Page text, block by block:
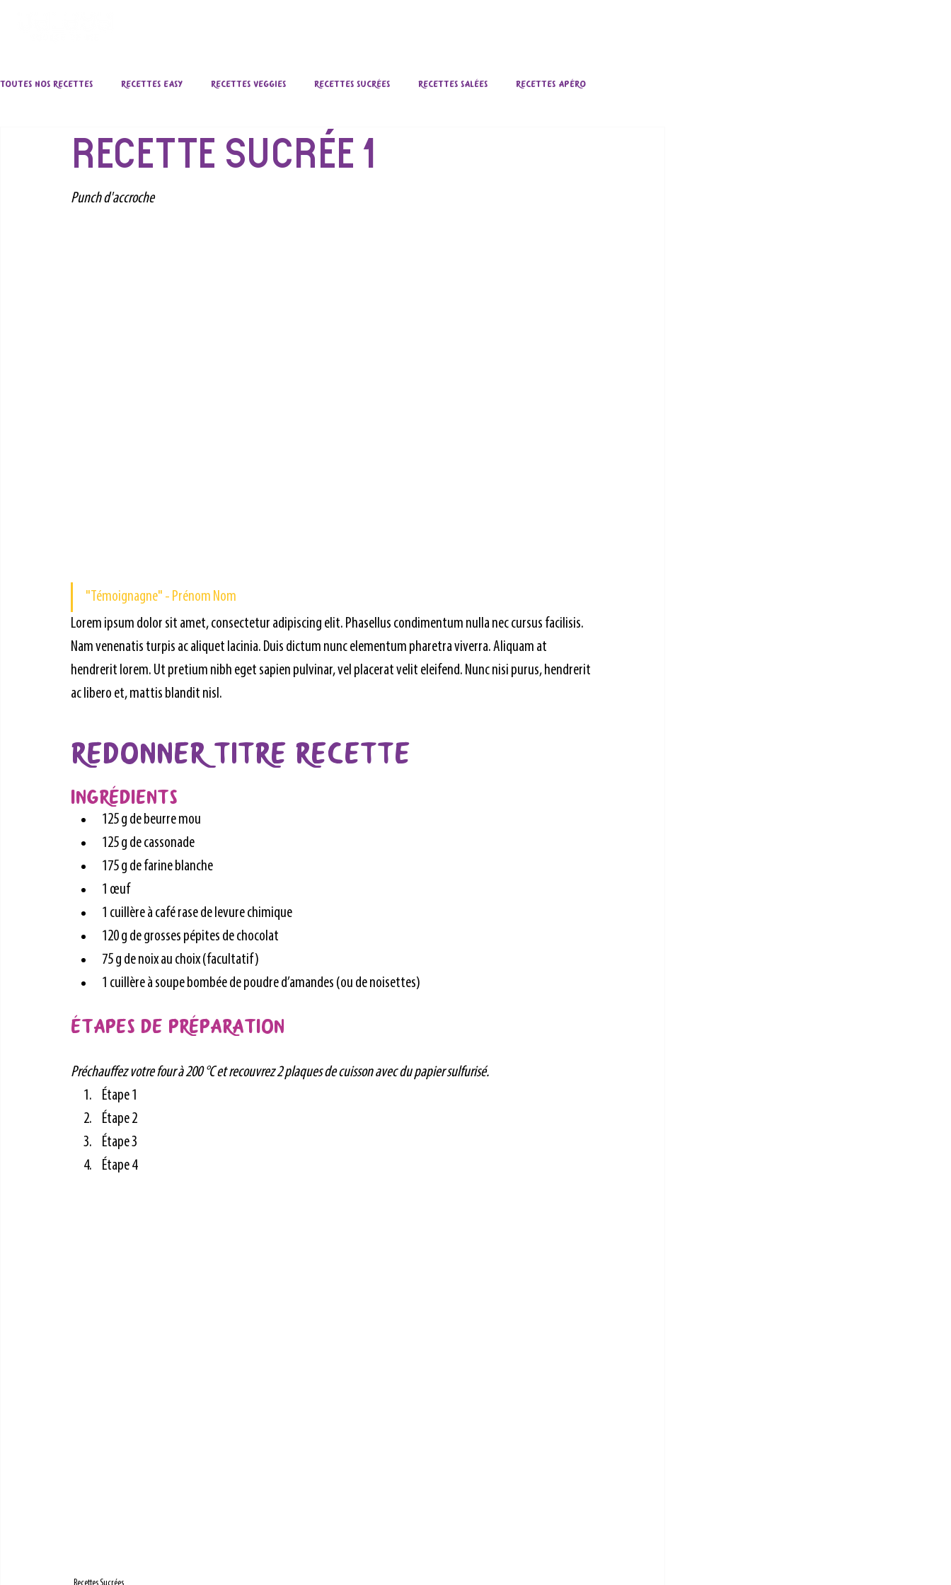
Toutes nos recettes Recettes Easy Recettes Veggies Recettes Sucrées Recettes Salées Recettes Apéro
RECETTE SUCRÉE 1
Punch d'accroche
"Témoignagne" - Prénom Nom
Lorem ipsum dolor sit amet, consectetur adipiscing elit. Phasellus condimentum nulla nec cursus facilisis.
Nam venenatis turpis ac aliquet lacinia. Duis dictum nunc elementum pharetra viverra. Aliquam at
hendrerit lorem. Ut pretium nibh eget sapien pulvinar, vel placerat velit eleifend. Nunc nisi purus, hendrerit
ac libero et, mattis blandit nisl.
REDONNER TITRE RECETTE
Ingrédients
125 g de beurre mou
125 g de cassonade
175 g de farine blanche
1 œuf
1 cuillère à café rase de levure chimique
120 g de grosses pépites de chocolat
75 g de noix au choix (facultatif)
1 cuillère à soupe bombée de poudre d’amandes (ou de noisettes)
Étapes de préparation
Préchauffez votre four à 200 °C et recouvrez 2 plaques de cuisson avec du papier sulfurisé.
Étape 1
Étape 2
Étape 3
Étape 4